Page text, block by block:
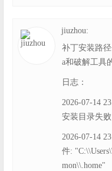
jiuzhou:
补丁安装路
a和破解工具
日志：
2026-07-14
安装目录失
2026-07-14
件:
mon\\.home"